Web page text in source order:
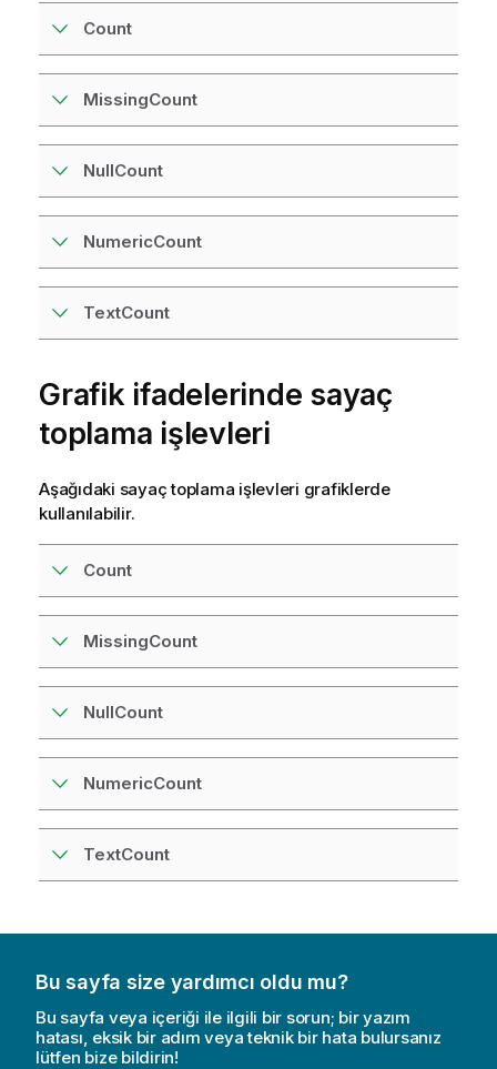
Count
MissingCount
NullCount
NumericCount
TextCount
Grafik ifadelerinde sayaç
toplama işlevleri
Aşağıdaki sayaç toplama işlevleri grafiklerde
kullanılabilir.
Count
MissingCount
NullCount
NumericCount
TextCount
Bu sayfa size yardımcı oldu mu?
Bu sayfa veya içeriği ile ilgili bir sorun; bir yazım
hatası, eksik bir adım veya teknik bir hata bulursanız
lütfen bize bildirin!